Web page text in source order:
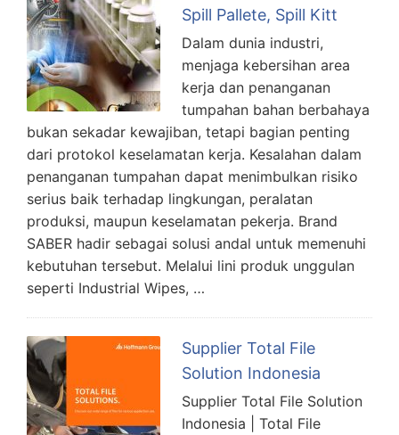
Spill Pallete, Spill Kitt
Dalam dunia industri,
menjaga kebersihan area
kerja dan penanganan
tumpahan bahan berbahaya
bukan sekadar kewajiban, tetapi bagian penting
dari protokol keselamatan kerja. Kesalahan dalam
penanganan tumpahan dapat menimbulkan risiko
serius baik terhadap lingkungan, peralatan
produksi, maupun keselamatan pekerja. Brand
SABER hadir sebagai solusi andal untuk memenuhi
kebutuhan tersebut. Melalui lini produk unggulan
seperti Industrial Wipes, …
Supplier Total File
Solution Indonesia
Supplier Total File Solution
Indonesia | Total File